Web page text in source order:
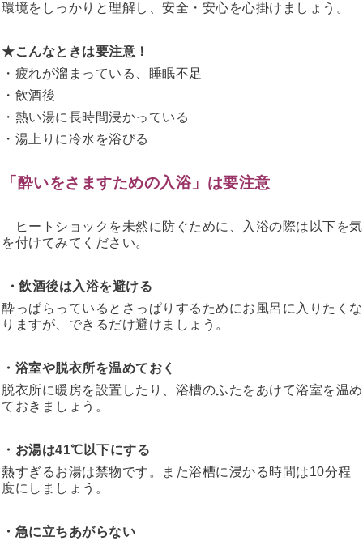
環境をしっかりと理解し、安全・安心を心掛けましょう。
★こんなときは要注意！
・疲れが溜まっている、睡眠不足
・飲酒後
・熱い湯に長時間浸かっている
・湯上りに冷水を浴びる
「酔いをさますための入浴」は要注意
ヒートショックを未然に防ぐために、入浴の際は以下を気
を付けてみてください。
・飲酒後は入浴を避ける
酔っぱらっているとさっぱりするためにお風呂に入りたくな
りますが、できるだけ避けましょう。
・浴室や脱衣所を温めておく
脱衣所に暖房を設置したり、浴槽のふたをあけて浴室を温め
ておきましょう。
・お湯は41℃以下にする
熱すぎるお湯は禁物です。また浴槽に浸かる時間は10分程
度にしましょう。
・急に立ちあがらない